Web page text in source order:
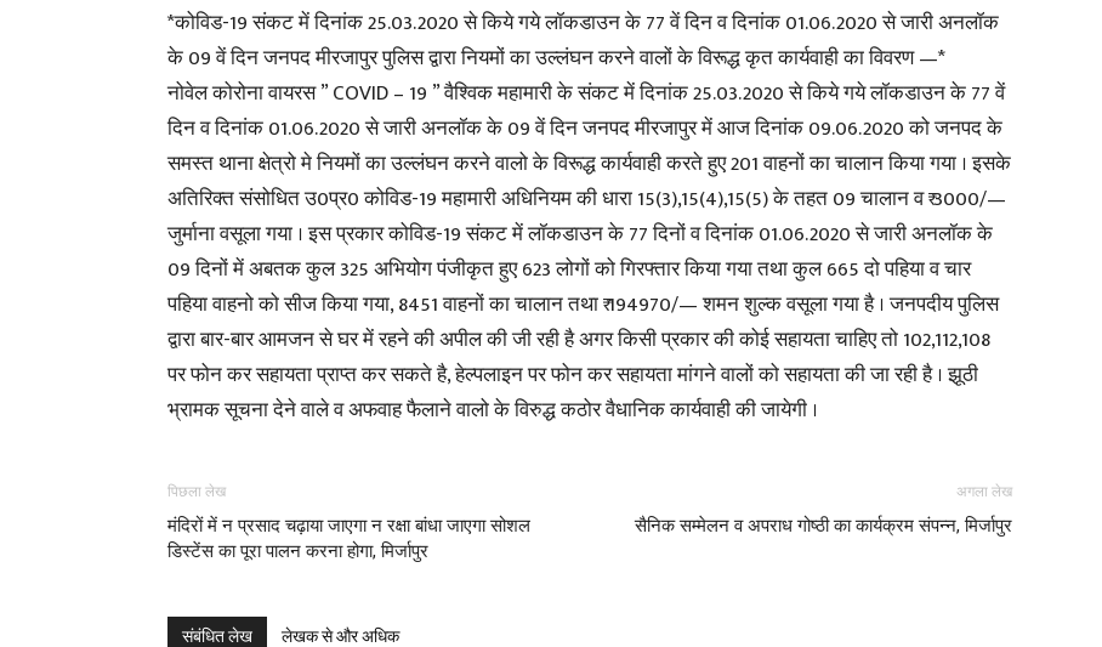
Today
Hindi
News
*कोविड-19 संकट में दिनांक 25.03.2020 से किये गये लॉकडाउन के 77 वें दिन व दिनांक 01.06.2020 से जारी अनलॉक
के 09 वें दिन जनपद मीरजापुर पुलिस द्वारा नियमों का उल्लंघन करने वालों के विरूद्ध कृत कार्यवाही का विवरण —*
नोवेल कोरोना वायरस ” COVID – 19 ” वैश्विक महामारी के संकट में दिनांक 25.03.2020 से किये गये लॉकडाउन के 77 वें
दिन व दिनांक 01.06.2020 से जारी अनलॉक के 09 वें दिन जनपद मीरजापुर में आज दिनांक 09.06.2020 को जनपद के
समस्त थाना क्षेत्रो मे नियमों का उल्लंघन करने वालो के विरूद्ध कार्यवाही करते हुए 201 वाहनों का चालान किया गया । इसके
अतिरिक्त संसोधित उ0प्र0 कोविड-19 महामारी अधिनियम की धारा 15(3),15(4),15(5) के तहत 09 चालान व ₹ 3000/—
जुर्माना वसूला गया । इस प्रकार कोविड-19 संकट में लॉकडाउन के 77 दिनों व दिनांक 01.06.2020 से जारी अनलॉक के
09 दिनों में अबतक कुल 325 अभियोग पंजीकृत हुए 623 लोगों को गिरफ्तार किया गया तथा कुल 665 दो पहिया व चार
पहिया वाहनो को सीज किया गया, 8451 वाहनों का चालान तथा ₹ 194970/— शमन शुल्क वसूला गया है । जनपदीय पुलिस
द्वारा बार-बार आमजन से घर में रहने की अपील की जी रही है अगर किसी प्रकार की कोई सहायता चाहिए तो 102,112,108
पर फोन कर सहायता प्राप्त कर सकते है, हेल्पलाइन पर फोन कर सहायता मांगने वालों को सहायता की जा रही है । झूठी
भ्रामक सूचना देने वाले व अफवाह फैलाने वालो के विरुद्ध कठोर वैधानिक कार्यवाही की जायेगी ।
पिछला लेख
मंदिरों में न प्रसाद चढ़ाया जाएगा न रक्षा बांधा जाएगा सोशल
डिस्टेंस का पूरा पालन करना होगा, मिर्जापुर
अगला लेख
सैनिक सम्मेलन व अपराध गोष्ठी का कार्यक्रम संपन्न, मिर्जापुर
संबंधित लेख लेखक से और अधिक